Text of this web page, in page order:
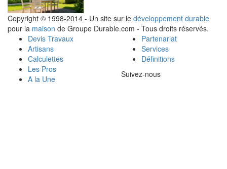
Copyright © 1998-2014 - Un site sur le développement durable
pour la maison de Groupe Durable.com - Tous droits réservés.
Devis Travaux
Artisans
Calculettes
Les Pros
A la Une
Partenariat
Services
Définitions
Suivez-nous